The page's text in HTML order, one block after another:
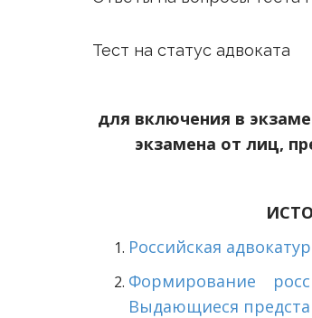
Тест на статус адвоката
для включения в
экзамена от лиц,
Российская
Формирование
Выдающиеся